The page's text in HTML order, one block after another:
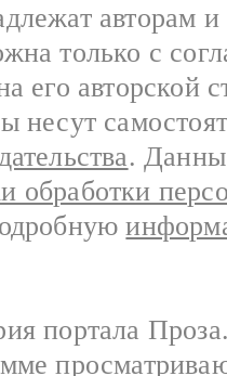
авторам
только с
его авторской
несут
.
обработки
портала